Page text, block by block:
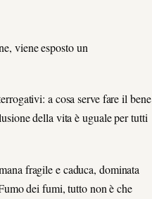
viene esposto un
a cosa serve fare il bene
della vita è uguale per tutti
fragile e caduca, dominata
dei fumi, tutto non è che